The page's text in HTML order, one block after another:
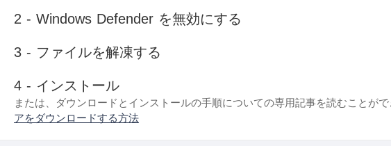
2 - Windows Defender を無効にする
3 - ファイルを解凍する
4 - インストール
または、ダウンロードとインストールの手順についての専用記事を読むことが
アをダウンロードする方法